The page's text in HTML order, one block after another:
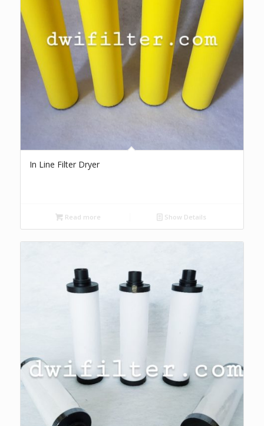
In Line Filter Dryer
Read more Show Details